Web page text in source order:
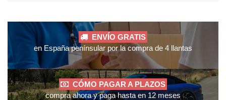
ENVÍO GRATIS
en España penínsular por la compra de 4 llantas
CÓMO PAGAR A PLAZOS
compra ahora y paga hasta en 12 meses